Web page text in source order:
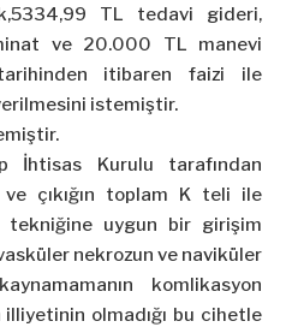
TL tedavi gideri,
ve 20.000 TL manevi
itibaren faizi ile
istemiştir.
İhtisas Kurulu tarafından
ve çıkığın toplam K teli ile
uygun bir girişim
nekrozun ve naviküler
komlikasyon
olmadığı bu cihetle